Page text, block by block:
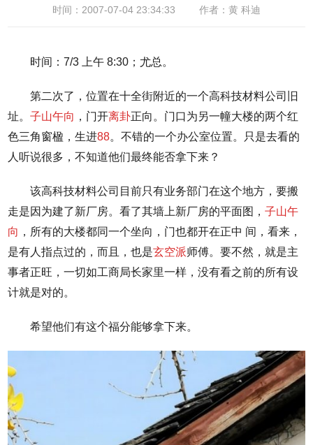
时间：2007-07-04 23:34:33 作者：黄 科迪
时间：7/3 上午 8:30；尤总。
第二次了，位置在十全街附近的一个高科技材料公司旧
址。子山午向 ，门开离卦正向。门口为另一幢大楼的两个红
色三角窗楹，生进88。不错的一个办公室位置。只是去看的
人听说很多，不知道他们最终能否拿下来？
该高科技材料公司目前只有业务部门在这个地方，要搬
走是因为建了新厂房。看了其墙上新厂房的平面图，子山午
向 ，所有的大楼都同一个坐向，门也都开在正中 间，看来，
是有人指点过的，而且，也是玄空派师傅。要不然，就是主
事者正旺，一切如工商局长家里一样，没有看之前的所有设
计就是对的。
希望他们有这个福分能够拿下来。